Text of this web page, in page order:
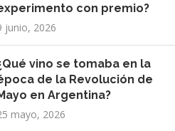
con premio?
junio, 2026
vino se tomaba en la
de la Revolución de
en Argentina?
mayo, 2026